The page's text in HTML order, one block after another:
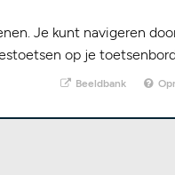
Je kunt navigeren
op je
Beeldbank